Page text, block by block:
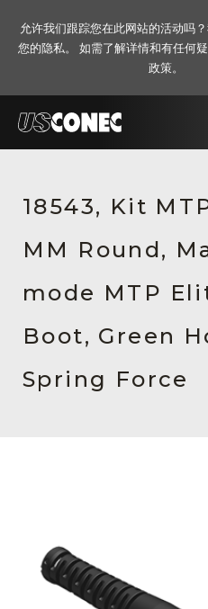
解决方案
产品
资源
关于我们
新闻稿
18543, Kit
MM Round,
mode MTP
Boot, Green
Spring Force
允许我们跟踪您在此网站的活动吗
您的隐私。 如需了解详情和有任何
政策。